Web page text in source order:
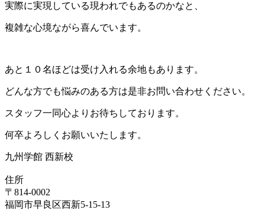
実際に実現している現われでもあるのかなと、
複雑な心境ながら喜んでいます。
あと１０名ほどは受け入れる余地もあります。
どんな方でも悩みのある方は是非お問い合わせください。
スタッフ一同心よりお待ちしております。
何卒よろしくお願いいたします。
九州学館 西新校
住所
〒814-0002
福岡市早良区西新5-15-13